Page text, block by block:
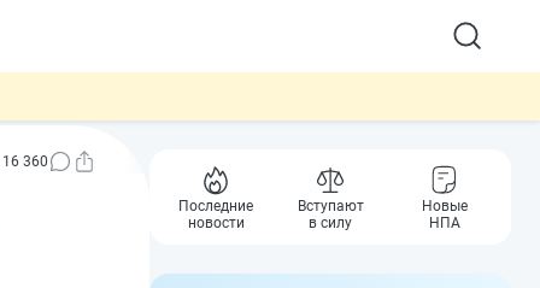
16 360
Последние
новости
Вступают
в силу
Новые
НПА